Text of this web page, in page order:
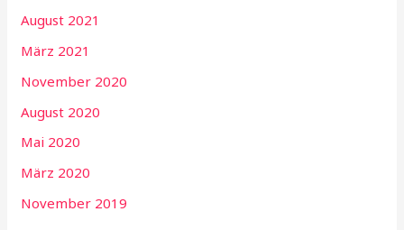
August 2021
März 2021
November 2020
August 2020
Mai 2020
März 2020
November 2019